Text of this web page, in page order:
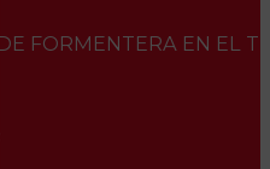
FORMENTERA EN EL